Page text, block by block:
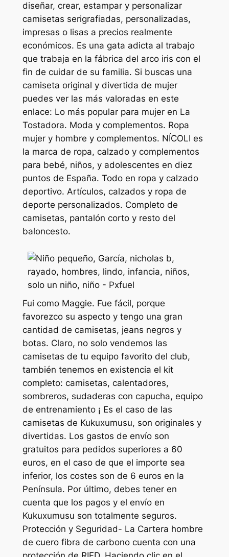
diseñar, crear, estampar y personalizar
camisetas serigrafiadas, personalizadas,
impresas o lisas a precios realmente
económicos. Es una gata adicta al trabajo
que trabaja en la fábrica del arco iris con el
fin de cuidar de su familia. Si buscas una
camiseta original y divertida de mujer
puedes ver las más valoradas en este
enlace: Lo más popular para mujer en La
Tostadora. Moda y complementos. Ropa
mujer y hombre y complementos. NÍCOLI es
la marca de ropa, calzado y complementos
para bebé, niños, y adolescentes en diez
puntos de España. Todo en ropa y calzado
deportivo. Artículos, calzados y ropa de
deporte personalizados. Completo de
camisetas, pantalón corto y resto del
baloncesto.
Fui como Maggie. Fue fácil, porque
favorezco su aspecto y tengo una gran
cantidad de camisetas, jeans negros y
botas. Claro, no solo vendemos las
camisetas de tu equipo favorito del club,
también tenemos en existencia el kit
completo: camisetas, calentadores,
sombreros, sudaderas con capucha, equipo
de entrenamiento ¡ Es el caso de las
camisetas de Kukuxumusu, son originales y
divertidas. Los gastos de envío son
gratuitos para pedidos superiores a 60
euros, en el caso de que el importe sea
inferior, los costes son de 6 euros en la
Península. Por último, debes tener en
cuenta que los pagos y el envío en
Kukuxumusu son totalmente seguros.
Protección y Seguridad- La Cartera hombre
de cuero fibra de carbono cuenta con una